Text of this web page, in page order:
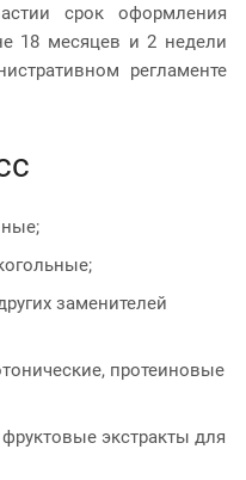
срок оформления
18 месяцев и 2 недели
регламенте
заменителей
протеиновые
экстракты для